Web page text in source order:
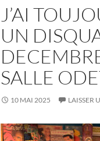
J’AI
UN
SALLE
10 MAI 2025 LAISSER